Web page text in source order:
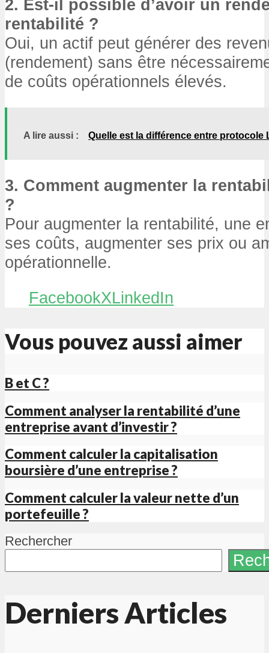
2. Est-il possible d’avoir un
rentabilité ?
Oui, un actif peut générer des
(rendement) sans être
de coûts opérationnels élevés.
A lire aussi : Quelle est la différence entre protocole
3. Comment augmenter la
?
Pour augmenter la rentabilité, une
ses coûts, augmenter ses prix ou
opérationnelle.
FacebookXLinkedIn
Vous pouvez aussi aimer
B et C ?
Comment analyser la rentabilité d’une
entreprise avant d’investir ?
Comment calculer la capitalisation
boursière d’une entreprise ?
Comment calculer la valeur nette d’un
portefeuille ?
Rechercher
Derniers Articles